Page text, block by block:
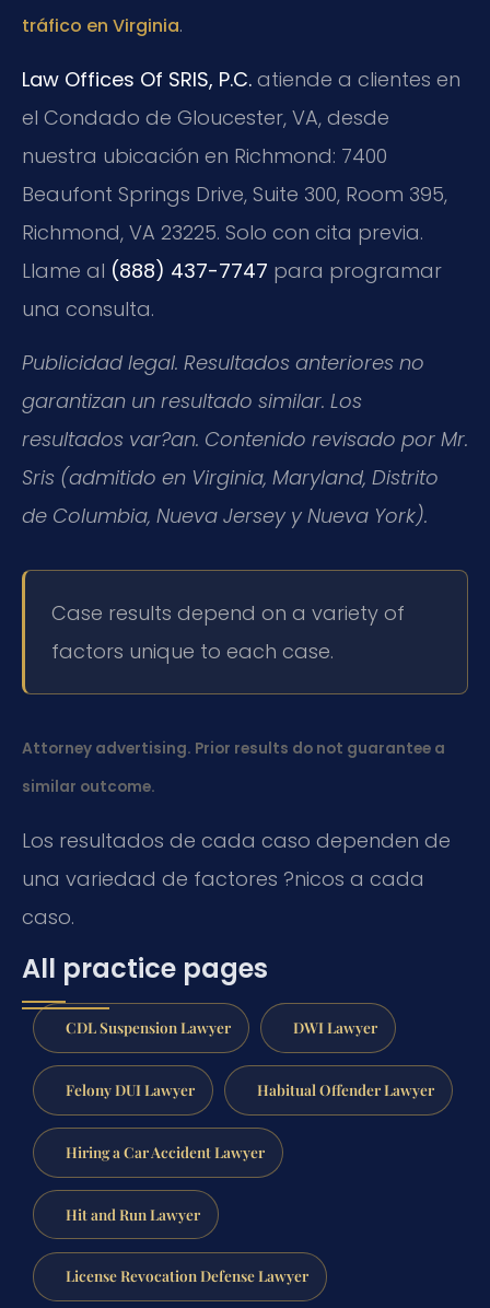
tráfico en Virginia.
Law Offices Of SRIS, P.C. atiende a clientes en
el Condado de Gloucester, VA, desde
nuestra ubicación en Richmond: 7400
Beaufont Springs Drive, Suite 300, Room 395,
Richmond, VA 23225. Solo con cita previa.
Llame al (888) 437-7747 para programar
una consulta.
Publicidad legal. Resultados anteriores no
garantizan un resultado similar. Los
resultados var?an. Contenido revisado por Mr.
Sris (admitido en Virginia, Maryland, Distrito
de Columbia, Nueva Jersey y Nueva York).
Case results depend on a variety of
factors unique to each case.
Attorney advertising. Prior results do not guarantee a
similar outcome.
Los resultados de cada caso dependen de
una variedad de factores ?nicos a cada
caso.
All practice pages
CDL Suspension Lawyer DWI Lawyer
Felony DUI Lawyer Habitual Offender Lawyer
Hiring a Car Accident Lawyer
Hit and Run Lawyer
License Revocation Defense Lawyer